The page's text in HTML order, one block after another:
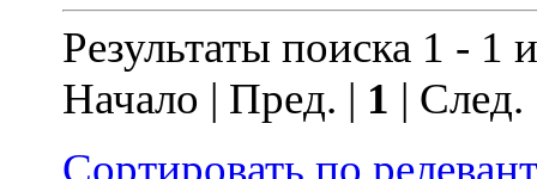
Результаты поиска 1 - 1
Начало | Пред. | 1 |
Сортировать по